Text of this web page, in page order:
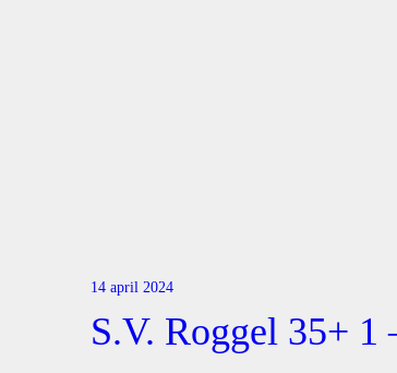
14 april 2024
S.V. Roggel 35+